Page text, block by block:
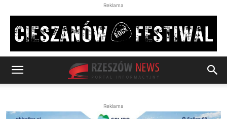
Reklama
Reklama